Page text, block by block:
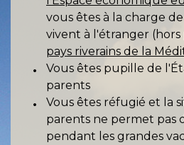
vous êtes à la charge
vivent à l'étranger (hors
pays riverains de la
Vous êtes pupille de
parents
Vous êtes réfugié et la
parents ne permet pas
pendant les grandes